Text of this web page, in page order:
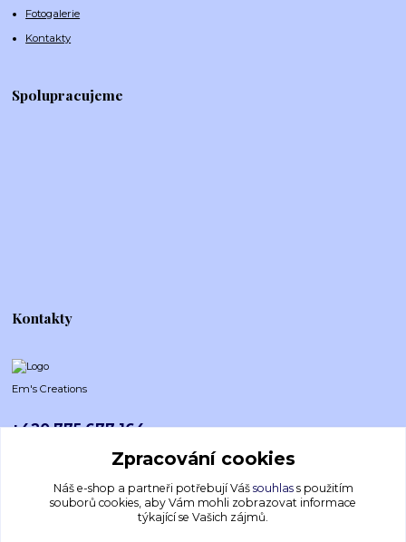
Fotogalerie
Kontakty
Spolupracujeme
Kontakty
Em's Creations
+420 775 677 164
emscreations.cz@gmail.com
Zpracování cookies
Náš e-shop a partneři potřebují Váš souhlass použitím
souborů cookies, aby Vám mohli zobrazovat informace
týkající se Vašich zájmů.